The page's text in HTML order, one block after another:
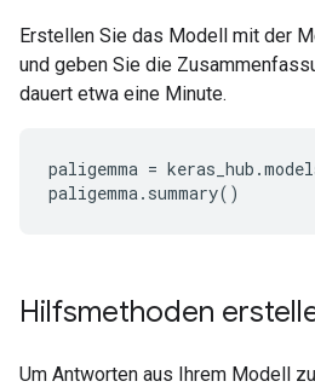
Erstellen Sie das Modell mit der
und geben Sie die
dauert etwa eine Minute.
paligemma =
Hilfsmethoden
Um Antworten aus Ihrem Modell